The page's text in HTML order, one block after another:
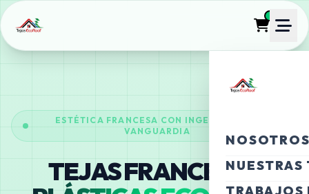
NUESTRAS
ESTÉTICA FRANCESA CON INGENIERÍA DE
VANGUARDIA
TEJAS FRANCESAS